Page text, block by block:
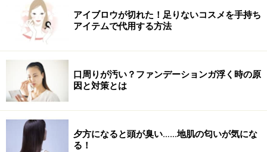
アイブロウが切れた！足りないコスメを手持ち
アイテムで代用する方法
口周りが汚い？ファンデーションガ浮く時の原
因と対策とは
夕方になると頭が臭い……地肌の匂いが気にな
る！